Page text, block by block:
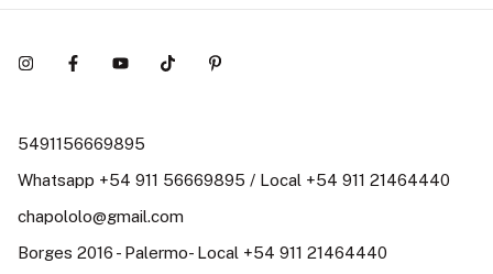
5491156669895
Whatsapp +54 911 56669895 / Local +54 911 21464440
chapololo@gmail.com
Borges 2016 - Palermo- Local +54 911 21464440